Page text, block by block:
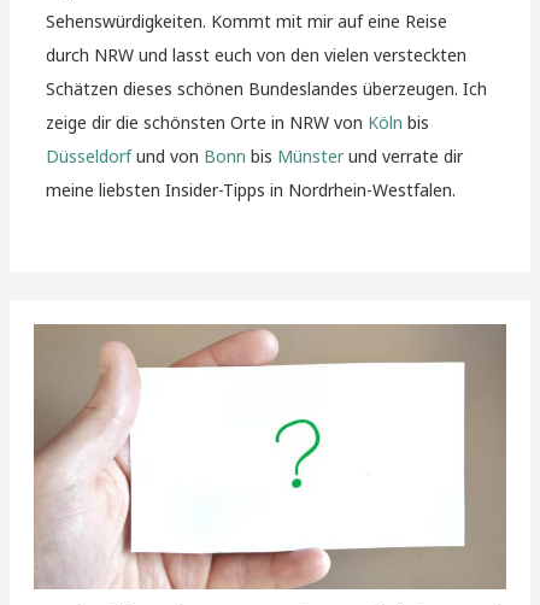
Sehenswürdigkeiten. Kommt mit mir auf eine Reise
durch NRW und lasst euch von den vielen versteckten
Schätzen dieses schönen Bundeslandes überzeugen. Ich
zeige dir die schönsten Orte in NRW von Köln bis
Düsseldorfund von Bonn bis Münsterund verrate dir
meine liebsten Insider-Tipps in Nordrhein-Westfalen.